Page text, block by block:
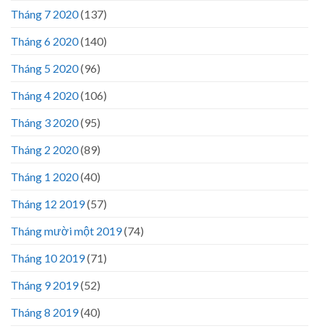
Tháng 7 2020(137)
Tháng 6 2020(140)
Tháng 5 2020(96)
Tháng 4 2020(106)
Tháng 3 2020(95)
Tháng 2 2020(89)
Tháng 1 2020(40)
Tháng 12 2019(57)
Tháng mười một 2019(74)
Tháng 10 2019(71)
Tháng 9 2019(52)
Tháng 8 2019(40)